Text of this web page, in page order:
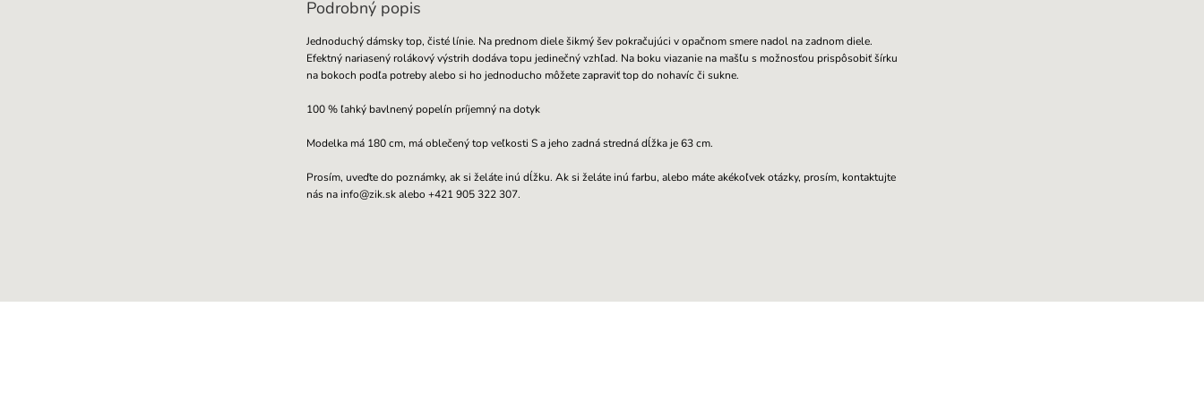
Podrobný popis
Jednoduchý dámsky top, čisté línie. Na prednom diele šikmý šev pokračujúci v opačnom smere nadol na zadnom diele.
Efektný nariasený rolákový výstrih dodáva topu jedinečný vzhľad. Na boku viazanie na mašľu s možnosťou prispôsobiť šírku
na bokoch podľa potreby alebo si ho jednoducho môžete zapraviť top do nohavíc či sukne.
100 % ľahký bavlnený popelín príjemný na dotyk
Modelka má 180 cm, má oblečený top veľkosti S a jeho zadná stredná dĺžka je 63 cm.
Prosím, uveďte do poznámky, ak si želáte inú dĺžku. Ak si želáte inú farbu, alebo máte akékoľvek otázky, prosím, kontaktujte
nás na info@zik.sk alebo +421 905 322 307.